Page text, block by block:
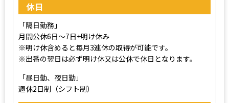
休日
「隔日勤務」
月間公休6日～7日+明け休み
※明け休含めると毎月3連休の取得が可能です。
※出番の翌日は必ず明け休又は公休で休日となります。
「昼日勤、夜日勤」
週休2日制（シフト制）